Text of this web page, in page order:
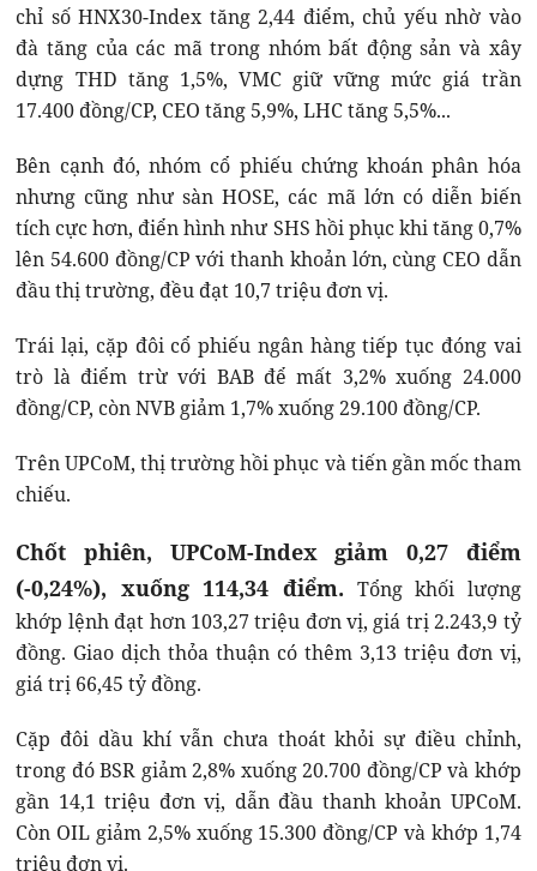
chỉ số HNX30-Index tăng 2,44 điểm, chủ yếu nhờ vào
đà tăng của các mã trong nhóm bất động sản và xây
dựng THD tăng 1,5%, VMC giữ vững mức giá trần
17.400 đồng/CP, CEO tăng 5,9%, LHC tăng 5,5%...
Bên cạnh đó, nhóm cổ phiếu chứng khoán phân hóa
nhưng cũng như sàn HOSE, các mã lớn có diễn biến
tích cực hơn, điển hình như SHS hồi phục khi tăng 0,7%
lên 54.600 đồng/CP với thanh khoản lớn, cùng CEO dẫn
đầu thị trường, đều đạt 10,7 triệu đơn vị.
Trái lại, cặp đôi cổ phiếu ngân hàng tiếp tục đóng vai
trò là điểm trừ với BAB để mất 3,2% xuống 24.000
đồng/CP, còn NVB giảm 1,7% xuống 29.100 đồng/CP.
Trên UPCoM, thị trường hồi phục và tiến gần mốc tham
chiếu.
Chốt phiên, UPCoM-Index giảm 0,27 điểm
(-0,24%), xuống 114,34 điểm. Tổng khối lượng
khớp lệnh đạt hơn 103,27 triệu đơn vị, giá trị 2.243,9 tỷ
đồng. Giao dịch thỏa thuận có thêm 3,13 triệu đơn vị,
giá trị 66,45 tỷ đồng.
Cặp đôi dầu khí vẫn chưa thoát khỏi sự điều chỉnh,
trong đó BSR giảm 2,8% xuống 20.700 đồng/CP và khớp
gần 14,1 triệu đơn vị, dẫn đầu thanh khoản UPCoM.
Còn OIL giảm 2,5% xuống 15.300 đồng/CP và khớp 1,74
triệu đơn vị.